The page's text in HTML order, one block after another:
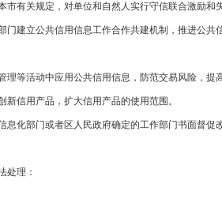
关规定，对单位和自然人实行守信联合激励和失
立公共信用信息工作合作共建机制，推进公共
活动中应用公共信用信息，防范交易风险，提高
信用产品，扩大信用产品的使用范围。
部门或者区人民政府确定的工作部门书面督促
理：